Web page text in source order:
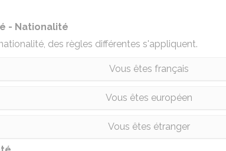
- Nationalité
des règles différentes s'appliquent.
Vous êtes français
Vous êtes européen
Vous êtes étranger